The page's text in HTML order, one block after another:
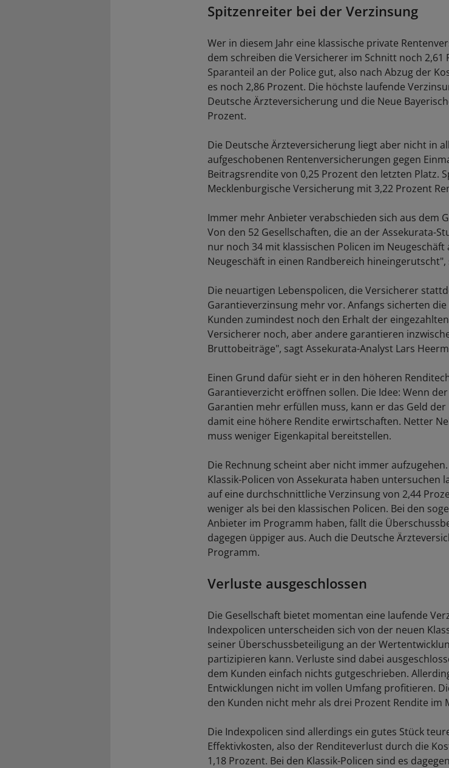
Spitzenreiter bei der Verzinsung
Wer in diesem Jahr eine klassische private
dem schreiben die Versicherer im Schnitt noch 2,61
Sparanteil an der Police gut, also nach Abzug der
es noch 2,86 Prozent. Die höchste laufende
Deutsche Ärzteversicherung und die Neue
Prozent.
Die Deutsche Ärzteversicherung liegt aber nicht in
aufgeschobenen Rentenversicherungen gegen
Beitragsrendite von 0,25 Prozent den letzten Platz.
Mecklenburgische Versicherung mit 3,22 Prozent
Immer mehr Anbieter verabschieden sich aus dem
Von den 52 Gesellschaften, die an der Assekurata-
nur noch 34 mit klassischen Policen im Neugeschäft
Neugeschäft in einen Randbereich hineingerutscht",
Die neuartigen Lebenspolicen, die Versicherer
Garantieverzinsung mehr vor. Anfangs sicherten
Kunden zumindest noch den Erhalt der
Versicherer noch, aber andere garantieren
Bruttobeiträge", sagt Assekurata-Analyst Lars
Einen Grund dafür sieht er in den höheren
Garantieverzicht eröffnen sollen. Die Idee: Wenn
Garantien mehr erfüllen muss, kann er das Geld
damit eine höhere Rendite erwirtschaften. Netter
muss weniger Eigenkapital bereitstellen.
Die Rechnung scheint aber nicht immer
Klassik-Policen von Assekurata haben untersuchen
auf eine durchschnittliche Verzinsung von 2,44
weniger als bei den klassischen Policen. Bei den
Anbieter im Programm haben, fällt die
dagegen üppiger aus. Auch die Deutsche
Programm.
Verluste ausgeschlossen
Die Gesellschaft bietet momentan eine laufende
Indexpolicen unterscheiden sich von der neuen
seiner Überschussbeteiligung an der
partizipieren kann. Verluste sind dabei
dem Kunden einfach nichts gutgeschrieben.
Entwicklungen nicht im vollen Umfang profitieren.
den Kunden nicht mehr als drei Prozent Rendite im
Die Indexpolicen sind allerdings ein gutes Stück
Effektivkosten, also der Renditeverlust durch die
1,18 Prozent. Bei den Klassik-Policen sind es